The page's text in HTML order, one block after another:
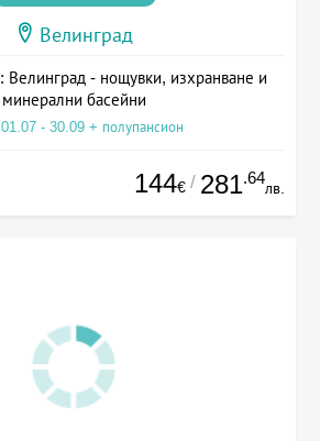
Велинград
- нощувки, изхранване и
минерални басейни
- 30.09 + полупансион
144€ / 281.64
лв.